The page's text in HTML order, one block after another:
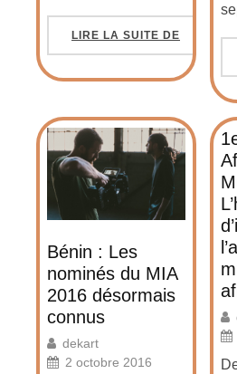
LIRE LA SUITE DE
Bénin : Les
nominés du MIA
2016 désormais
connus
dekart
2 octobre 2016